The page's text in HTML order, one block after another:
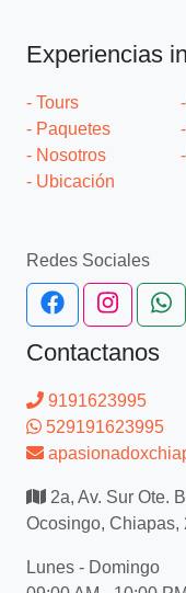
Experiencias
- Tours
- Paquetes
- Nosotros
- Ubicación
Redes Sociales
Contactanos
9191623995
529191623995
2a, Av. Sur Ote.
Ocosingo, Chiapas,
Lunes - Domingo